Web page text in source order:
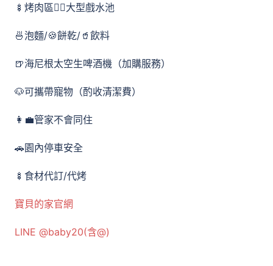
🍢烤肉區🏊‍♂️大型戲水池
🍜泡麵/🍪餅乾/🥤飲料
🍺海尼根太空生啤酒機（加購服務）
🐶可攜帶寵物（酌收清潔費）
👩‍💼管家不會同住
🚗園內停車安全
🍢食材代訂/代烤
寶貝的家官網
LINE @baby20(含@)